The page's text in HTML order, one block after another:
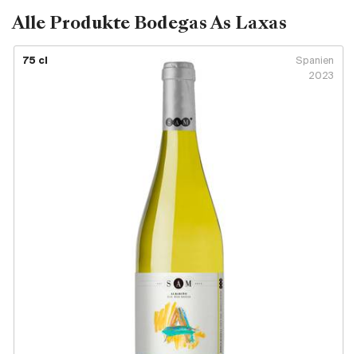
Alle Produkte Bodegas As Laxas
75 cl
Spanien
2023